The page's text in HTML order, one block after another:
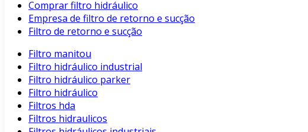
Comprar filtro hidráulico
Empresa de filtro de retorno e sucção
Filtro de retorno e sucção
Filtro manitou
Filtro hidráulico industrial
Filtro hidráulico parker
Filtro hidráulico
Filtros hda
Filtros hidraulicos